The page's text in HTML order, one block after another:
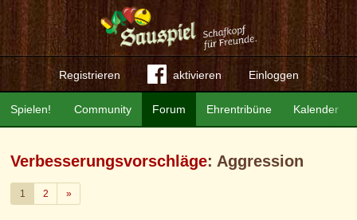
Registrieren aktivieren Einloggen
Community Forum Ehrentribüne Kalender
Spielen!
Verbesserungsvorschläge: Aggression
1 2 »Weiter